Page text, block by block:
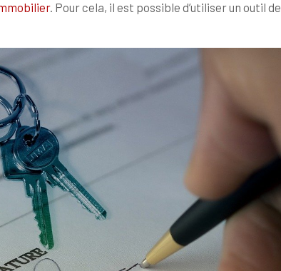
. Pour cela, il est possible d’utiliser un outil de